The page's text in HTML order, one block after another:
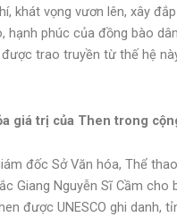
khát vọng vươn lên, xây
hạnh phúc của đồng bào
được trao truyền từ thế hệ
giá trị của Then trong
đốc Sở Văn hóa, Thể
Giang Nguyễn Sĩ Cầm cho
được UNESCO ghi danh,